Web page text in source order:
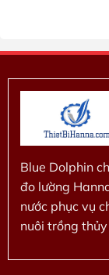
Blue Dolphin
đo lường
nước phục vụ
nuôi trồng